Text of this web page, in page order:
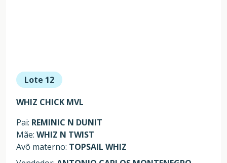
Lote 12
WHIZ CHICK MVL
Pai: REMINIC N DUNIT
Mãe: WHIZ N TWIST
Avô materno: TOPSAIL WHIZ